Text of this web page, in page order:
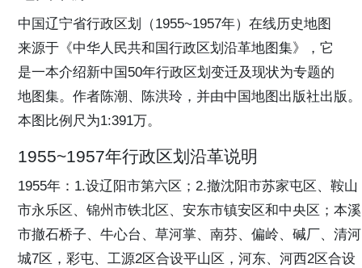
中国辽宁省行政区划（1955~1957年）在线历史地图
来源于《中华人民共和国行政区划沿革地图集》，它
是一本介绍新中国50年行政区划变迁及现状为专题的
地图集。作者陈潮、陈洪玲，并由中国地图出版社出版。
本图比例尺为1:391万。
1955~1957年行政区划沿革说明
1955年：1.设辽阳市第六区；2.撤沈阳市苏家屯区、鞍山
市永乐区、锦州市铁北区、安东市镇安区和中央区；本溪
市撤石桥子、牛心台、草河掌、南芬、偏岭、碱厂、清河
城7区，彩屯、工源2区合设平山区，河东、河西2区合设